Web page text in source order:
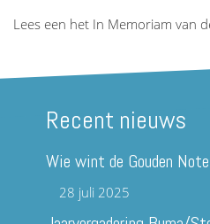
Lees een het In Memoriam van
Recent nieuws
Wie wint de Gouden
28 juli 2025